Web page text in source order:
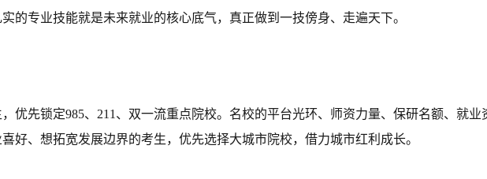
的专业技能就是未来就业的核心底气，真正做到一技傍身、走遍天下。
优先锁定985、211、双一流重点院校。名校的平台光环、师资力量、保研名额、就业
好、想拓宽发展边界的考生，优先选择大城市院校，借力城市红利成长。